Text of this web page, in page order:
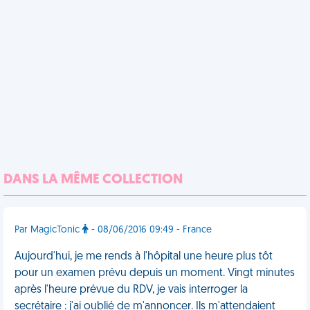
DANS LA MÊME COLLECTION
Par MagicTonic - 08/06/2016 09:49 - France
Aujourd'hui, je me rends à l'hôpital une heure plus tôt
pour un examen prévu depuis un moment. Vingt minutes
après l'heure prévue du RDV, je vais interroger la
secrétaire : j'ai oublié de m'annoncer. Ils m'attendaient